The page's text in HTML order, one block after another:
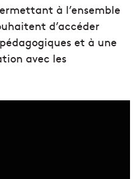
à l’ensemble
d’accéder
et à une
avec les